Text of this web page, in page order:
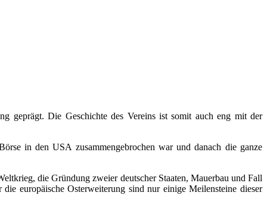
geprägt. Die Geschichte des Vereins ist somit auch eng mit der
in den USA zusammengebrochen war und danach die ganze
die Gründung zweier deutscher Staaten, Mauerbau und Fall
europäische Osterweiterung sind nur einige Meilensteine dieser